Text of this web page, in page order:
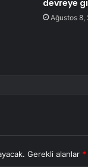
devreye
Ağustos 8,
Gerekli alanlar *